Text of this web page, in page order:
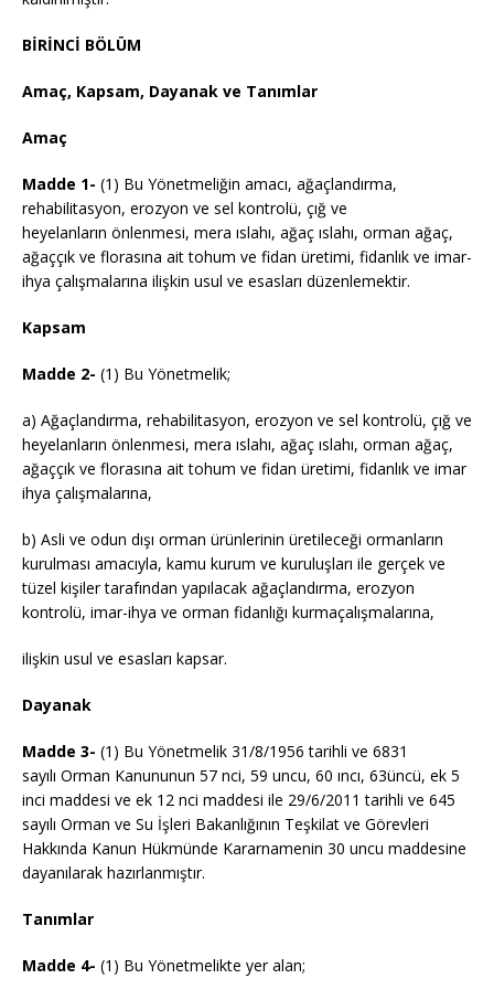
BİRİNCİ BÖLÜM
Amaç, Kapsam, Dayanak ve Tanımlar
Amaç
Madde 1- (1) Bu Yönetmeliğin amacı, ağaçlandırma,
rehabilitasyon, erozyon ve sel kontrolü, çığ ve
heyelanların önlenmesi, mera ıslahı, ağaç ıslahı, orman ağaç,
ağaççık ve florasına ait tohum ve fidan üretimi, fidanlık ve imar-
ihya çalışmalarına ilişkin usul ve esasları düzenlemektir.
Kapsam
Madde 2- (1) Bu Yönetmelik;
a) Ağaçlandırma, rehabilitasyon, erozyon ve sel kontrolü, çığ ve
heyelanların önlenmesi, mera ıslahı, ağaç ıslahı, orman ağaç,
ağaççık ve florasına ait tohum ve fidan üretimi, fidanlık ve imar
ihya çalışmalarına,
b) Asli ve odun dışı orman ürünlerinin üretileceği ormanların
kurulması amacıyla, kamu kurum ve kuruluşları ile gerçek ve
tüzel kişiler tarafından yapılacak ağaçlandırma, erozyon
kontrolü, imar-ihya ve orman fidanlığı kurmaçalışmalarına,
ilişkin usul ve esasları kapsar.
Dayanak
Madde 3- (1) Bu Yönetmelik 31/8/1956 tarihli ve 6831
sayılı Orman Kanununun 57 nci, 59 uncu, 60 ıncı, 63üncü, ek 5
inci maddesi ve ek 12 nci maddesi ile 29/6/2011 tarihli ve 645
sayılı Orman ve Su İşleri Bakanlığının Teşkilat ve Görevleri
Hakkında Kanun Hükmünde Kararnamenin 30 uncu maddesine
dayanılarak hazırlanmıştır.
Tanımlar
Madde 4- (1) Bu Yönetmelikte yer alan;